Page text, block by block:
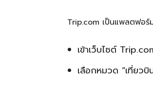
Trip.com เป็นแพลตฟอร์
เข้าเว็บไซต์
เลือกหมวด “เที่ยวบิ